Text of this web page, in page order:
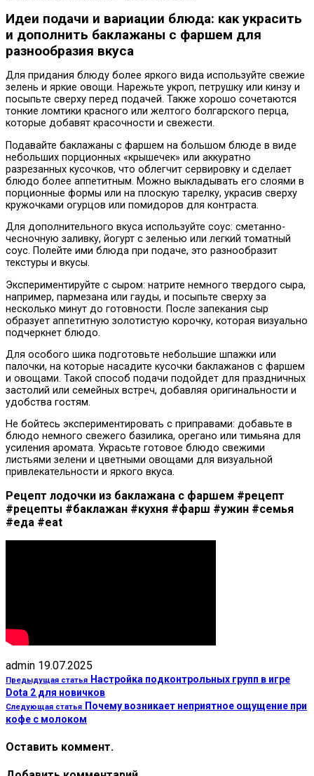
Идеи подачи и вариации блюда: как украсить
и дополнить баклажаны с фаршем для
разнообразия вкуса
Для придания блюду более яркого вида используйте свежие
зелень и яркие овощи. Нарежьте укроп, петрушку или кинзу и
посыпьте сверху перед подачей. Также хорошо сочетаются
тонкие ломтики красного или желтого болгарского перца,
которые добавят красочности и свежести.
Подавайте баклажаны с фаршем на большом блюде в виде
небольших порционных «крышечек» или аккуратно
разрезанных кусочков, что облегчит сервировку и сделает
блюдо более аппетитным. Можно выкладывать его слоями в
порционные формы или на плоскую тарелку, украсив сверху
кружочками огурцов или помидоров для контраста.
Для дополнительного вкуса используйте соус: сметанно-
чесночную заливку, йогурт с зеленью или легкий томатный
соус. Полейте ими блюда при подаче, это разнообразит
текстуры и вкусы.
Экспериментируйте с сыром: натрите немного твердого сыра,
например, пармезана или гауды, и посыпьте сверху за
несколько минут до готовности. После запекания сыр
образует аппетитную золотистую корочку, которая визуально
подчеркнет блюдо.
Для особого шика подготовьте небольшие шпажки или
палочки, на которые насадите кусочки баклажанов с фаршем
и овощами. Такой способ подачи подойдет для праздничных
застолий или семейных встреч, добавляя оригинальности и
удобства гостям.
Не бойтесь экспериментировать с приправами: добавьте в
блюдо немного свежего базилика, орегано или тимьяна для
усиления аромата. Украсьте готовое блюдо свежими
листьями зелени и цветными овощами для визуальной
привлекательности и яркого вкуса.
Рецепт лодочки из баклажана с фаршем #рецепт
#рецепты #баклажан #кухня #фарш #ужин #семья
#еда #eat
admin 19.07.2025
Предыдущая статья Настройка подконтрольных групп в игре
Dota 2 для новичков
Следующая статья Почему возникает неприятное ощущение при
кофе с молоком
Оставить коммент.